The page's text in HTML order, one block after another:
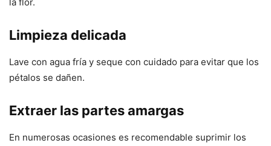
Limpieza delicada
Lave con agua fría y seque con cuidado para evitar que los
pétalos se dañen.
Extraer las partes amargas
En numerosas ocasiones es recomendable suprimir los